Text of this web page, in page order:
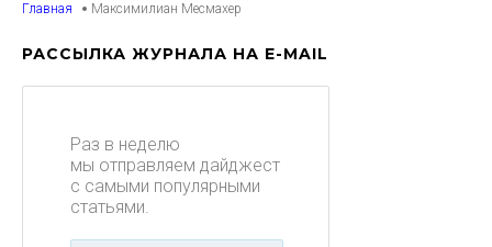
Главная Максимилиан Месмахер
РАССЫЛКА ЖУРНАЛА НА E-MAIL
Раз в неделю
мы отправляем дайджест
с самыми популярными
статьями.